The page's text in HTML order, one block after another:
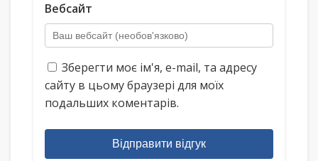
Вебсайт
Зберегти моє ім'я, e-mail, та адресу
сайту в цьому браузері для моїх
подальших коментарів.
Відправити відгук